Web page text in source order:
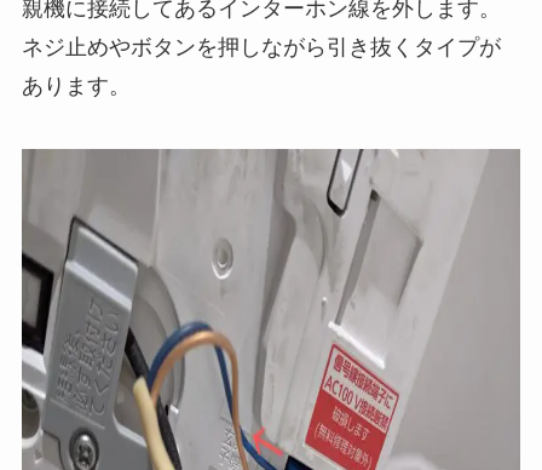
親機に接続してあるインターホン線を外します。
ネジ止めやボタンを押しながら引き抜くタイプが
あります。